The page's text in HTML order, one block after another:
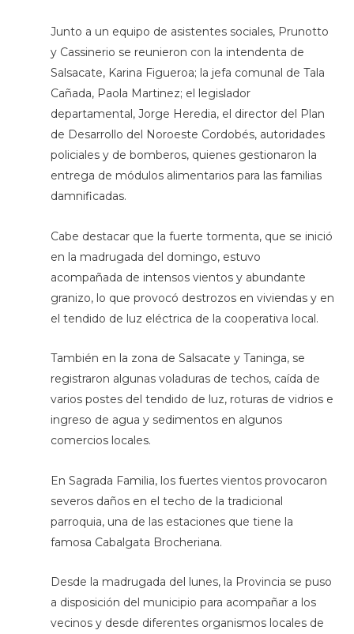
Junto a un equipo de asistentes sociales, Prunotto
y Cassinerio se reunieron con la intendenta de
Salsacate, Karina Figueroa; la jefa comunal de Tala
Cañada, Paola Martinez; el legislador
departamental, Jorge Heredia, el director del Plan
de Desarrollo del Noroeste Cordobés, autoridades
policiales y de bomberos, quienes gestionaron la
entrega de módulos alimentarios para las familias
damnificadas.
Cabe destacar que la fuerte tormenta, que se inició
en la madrugada del domingo, estuvo
acompañada de intensos vientos y abundante
granizo, lo que provocó destrozos en viviendas y en
el tendido de luz eléctrica de la cooperativa local.
También en la zona de Salsacate y Taninga, se
registraron algunas voladuras de techos, caída de
varios postes del tendido de luz, roturas de vidrios e
ingreso de agua y sedimentos en algunos
comercios locales.
En Sagrada Familia, los fuertes vientos provocaron
severos daños en el techo de la tradicional
parroquia, una de las estaciones que tiene la
famosa Cabalgata Brocheriana.
Desde la madrugada del lunes, la Provincia se puso
a disposición del municipio para acompañar a los
vecinos y desde diferentes organismos locales de